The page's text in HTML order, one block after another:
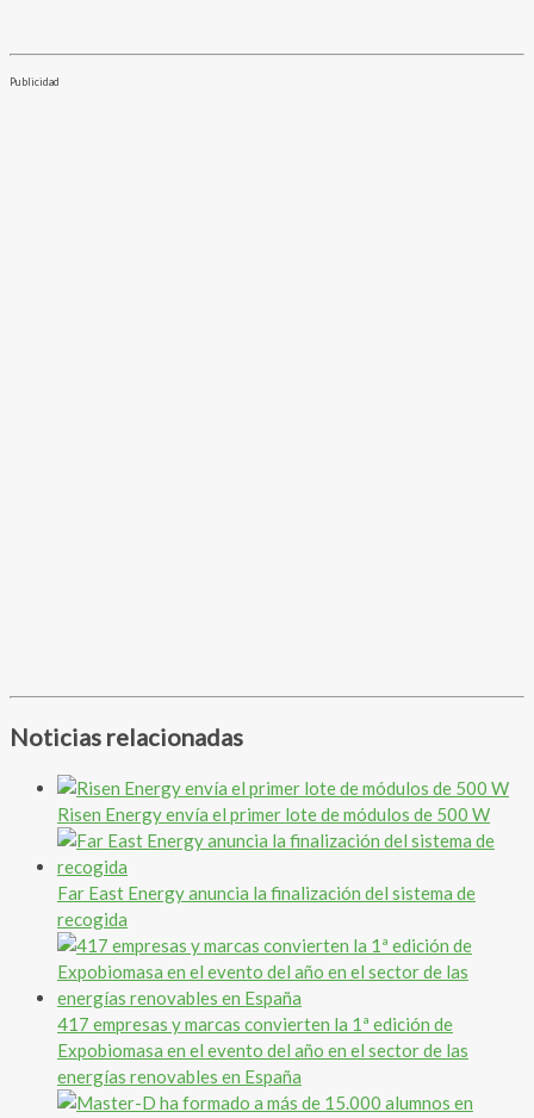
Publicidad
Noticias relacionadas
Risen Energy envía el primer lote de módulos de 500 W
Far East Energy anuncia la finalización del sistema de
recogida
417 empresas y marcas convierten la 1ª edición de
Expobiomasa en el evento del año en el sector de las
energías renovables en España